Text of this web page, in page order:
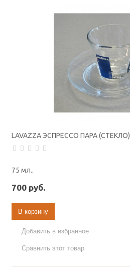
LAVAZZA ЭСПРЕССО ПАРА (СТЕКЛО)
75 мл..
700 руб.
В корзину
Добавить в избранное
Сравнить этот товар